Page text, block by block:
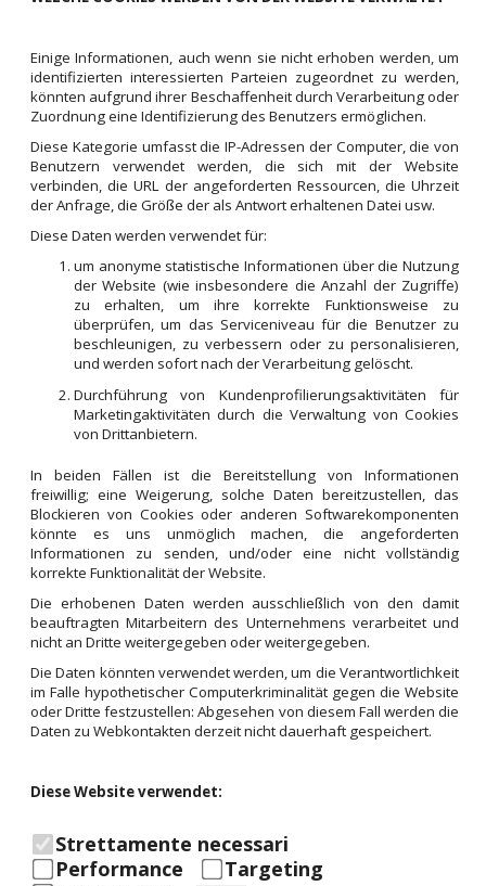
Einige Informationen, auch wenn sie nicht erhoben werden, um
identifizierten interessierten Parteien zugeordnet zu werden,
könnten aufgrund ihrer Beschaffenheit durch Verarbeitung oder
Zuordnung eine Identifizierung des Benutzers ermöglichen.
Diese Kategorie umfasst die IP-Adressen der Computer, die von
Benutzern verwendet werden, die sich mit der Website
verbinden, die URL der angeforderten Ressourcen, die Uhrzeit
der Anfrage, die Größe der als Antwort erhaltenen Datei usw.
Diese Daten werden verwendet für:
um anonyme statistische Informationen über die Nutzung
der Website (wie insbesondere die Anzahl der Zugriffe)
zu erhalten, um ihre korrekte Funktionsweise zu
überprüfen, um das Serviceniveau für die Benutzer zu
beschleunigen, zu verbessern oder zu personalisieren,
und werden sofort nach der Verarbeitung gelöscht.
Durchführung von Kundenprofilierungsaktivitäten für
Marketingaktivitäten durch die Verwaltung von Cookies
von Drittanbietern.
In beiden Fällen ist die Bereitstellung von Informationen
freiwillig; eine Weigerung, solche Daten bereitzustellen, das
Blockieren von Cookies oder anderen Softwarekomponenten
könnte es uns unmöglich machen, die angeforderten
Informationen zu senden, und/oder eine nicht vollständig
korrekte Funktionalität der Website.
Die erhobenen Daten werden ausschließlich von den damit
beauftragten Mitarbeitern des Unternehmens verarbeitet und
nicht an Dritte weitergegeben oder weitergegeben.
Die Daten könnten verwendet werden, um die Verantwortlichkeit
im Falle hypothetischer Computerkriminalität gegen die Website
oder Dritte festzustellen: Abgesehen von diesem Fall werden die
Daten zu Webkontakten derzeit nicht dauerhaft gespeichert.
Diese Website verwendet:
Strettamente necessari
Performance
Targeting